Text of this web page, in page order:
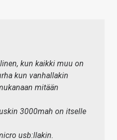
kun kaikki muu on
kun vanhallakin
mitään
3000mah on itselle
usb:llakin.